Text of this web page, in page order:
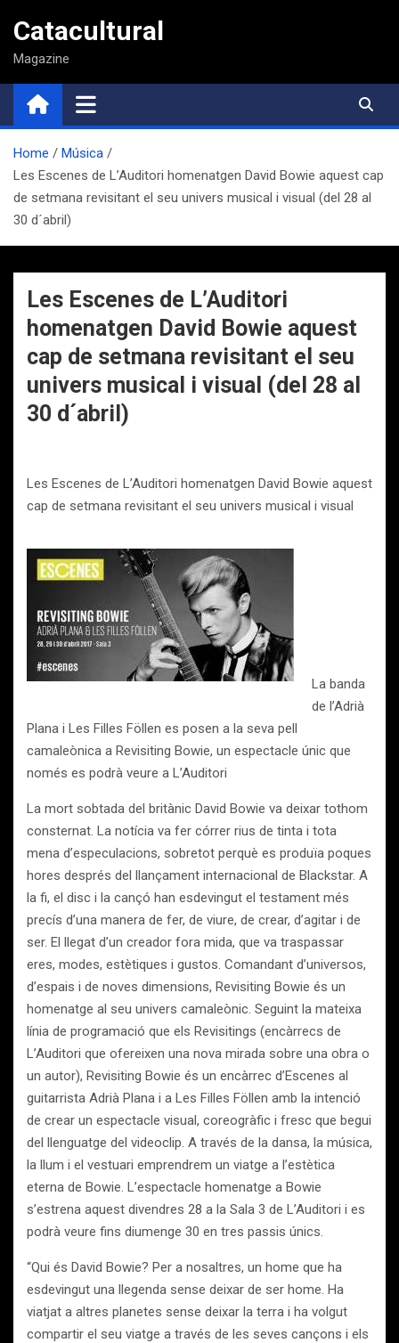
contenido
Catacultural
Magazine
Home
Música
Les Escenes de L’Auditori homenatgen David Bowie aquest cap
de setmana revisitant el seu univers musical i visual (del 28 al
30 d´abril)
Les Escenes de L’Auditori
homenatgen David Bowie aquest
cap de setmana revisitant el seu
univers musical i visual (del 28 al
30 d´abril)
Les Escenes de L’Auditori homenatgen David Bowie aquest
cap de setmana revisitant el seu univers musical i visual
La banda
de l’Adrià
Plana i Les Filles Föllen es posen a la seva pell
camaleònica a Revisiting Bowie, un espectacle únic que
només es podrà veure a L’Auditori
La mort sobtada del britànic David Bowie va deixar tothom
consternat. La notícia va fer córrer rius de tinta i tota
mena d’especulacions, sobretot perquè es produïa poques
hores després del llançament internacional de Blackstar. A
la fi, el disc i la cançó han esdevingut el testament més
precís d’una manera de fer, de viure, de crear, d’agitar i de
ser. El llegat d’un creador fora mida, que va traspassar
eres, modes, estètiques i gustos. Comandant d’universos,
d’espais i de noves dimensions, Revisiting Bowie és un
homenatge al seu univers camaleònic. Seguint la mateixa
línia de programació que els Revisitings (encàrrecs de
L’Auditori que ofereixen una nova mirada sobre una obra o
un autor), Revisiting Bowie és un encàrrec d’Escenes al
guitarrista Adrià Plana i a Les Filles Föllen amb la intenció
de crear un espectacle visual, coreogràfic i fresc que begui
del llenguatge del videoclip. A través de la dansa, la música,
la llum i el vestuari emprendrem un viatge a l’estètica
eterna de Bowie. L’espectacle homenatge a Bowie
s’estrena aquest divendres 28 a la Sala 3 de L’Auditori i es
podrà veure fins diumenge 30 en tres passis únics.
“Qui és David Bowie? Per a nosaltres, un home que ha
esdevingut una llegenda sense deixar de ser home. Ha
viatjat a altres planetes sense deixar la terra i ha volgut
compartir el seu viatge a través de les seves cançons i els